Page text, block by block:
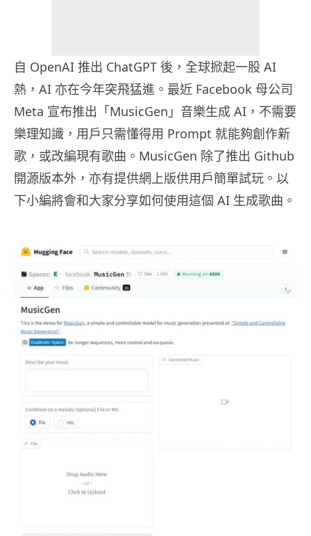
自 OpenAI 推出 ChatGPT 後，全球掀起一股 AI
熱，AI 亦在今年突飛猛進。最近 Facebook 母公司
Meta 宣布推出「MusicGen」音樂生成 AI，不需要
樂理知識，用戶只需懂得用 Prompt 就能夠創作新
歌，或改編現有歌曲。MusicGen 除了推出 Github
開源版本外，亦有提供網上版供用戶簡單試玩。以
下小編將會和大家分享如何使用這個 AI 生成歌曲。